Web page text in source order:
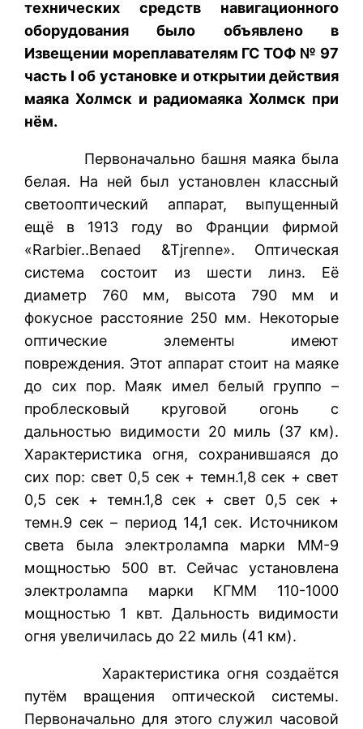
технических средств навигационного
оборудования было объявлено в
Извещении мореплавателям ГС ТОФ № 97
часть I об установке и открытии действия
маяка Холмск и радиомаяка Холмск при
нём.
Первоначально башня маяка была
белая. На ней был установлен классный
светооптический аппарат, выпущенный
ещё в 1913 году во Франции фирмой
«Rarbier..Benaed &Tjrenne». Оптическая
система состоит из шести линз. Её
диаметр 760 мм, высота 790 мм и
фокусное расстояние 250 мм. Некоторые
оптические элементы имеют
повреждения. Этот аппарат стоит на маяке
до сих пор. Маяк имел белый группо –
проблесковый круговой огонь с
дальностью видимости 20 миль (37 км).
Характеристика огня, сохранившаяся до
сих пор: свет 0,5 сек + темн.1,8 сек + свет
0,5 сек + темн.1,8 сек + свет 0,5 сек +
темн.9 сек – период 14,1 сек. Источником
света была электролампа марки ММ-9
мощностью 500 вт. Сейчас установлена
электролампа марки КГММ 110-1000
мощностью 1 квт. Дальность видимости
огня увеличилась до 22 миль (41 км).
Характеристика огня создаётся
путём вращения оптической системы.
Первоначально для этого служил часовой